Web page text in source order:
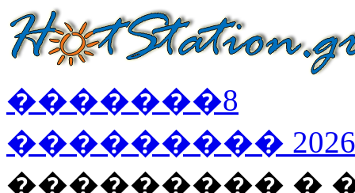
�������8
��������� 2026
��������� �